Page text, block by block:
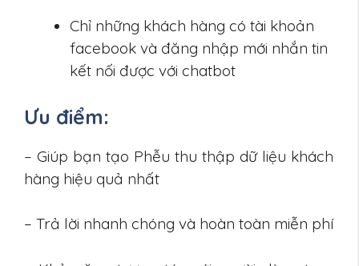
Chỉ những khách hàng có tài khoản
facebook và đăng nhập mới nhắn tin
kết nối được với chatbot
Ưu điểm:
– Giúp bạn tạo Phễu thu thập dữ liệu khách
hàng hiệu quả nhất
– Trả lời nhanh chóng và hoàn toàn miễn phí